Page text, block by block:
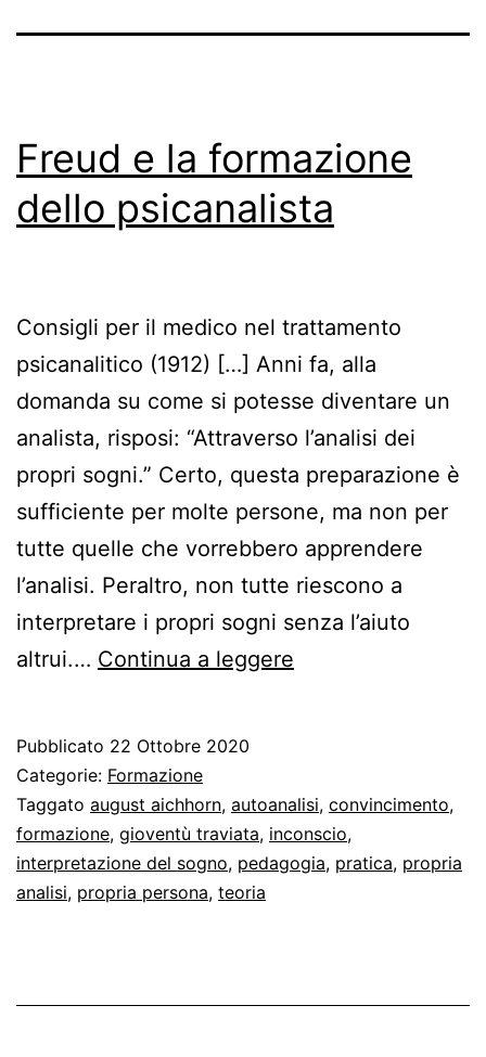
Freud e la formazione
dello psicanalista
Consigli per il medico nel trattamento
psicanalitico (1912) […] Anni fa, alla
domanda su come si potesse diventare un
analista, risposi: “Attraverso l’analisi dei
propri sogni.” Certo, questa preparazione è
sufficiente per molte persone, ma non per
tutte quelle che vorrebbero apprendere
l’analisi. Peraltro, non tutte riescono a
interpretare i propri sogni senza l’aiuto
altrui.… Continua a leggere
dello
psicanalista
Pubblicato 22 Ottobre 2020
Categorie: Formazione
Taggato august aichhorn, autoanalisi, convincimento,
formazione, gioventù traviata, inconscio,
interpretazione del sogno, pedagogia, pratica, propria
analisi, propria persona, teoria